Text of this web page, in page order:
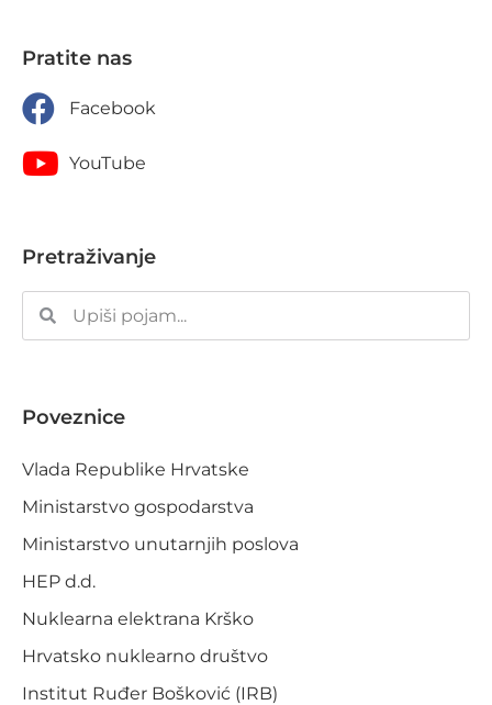
Pratite nas
Facebook
YouTube
Pretraživanje
Poveznice
Vlada Republike Hrvatske
Ministarstvo gospodarstva
Ministarstvo unutarnjih poslova
HEP d.d.
Nuklearna elektrana Krško
Hrvatsko nuklearno društvo
Institut Ruđer Bošković (IRB)